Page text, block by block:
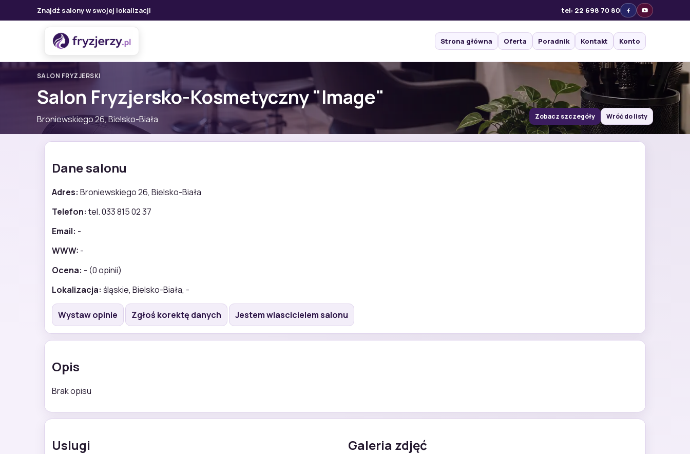
Znajdź salony w swojej lokalizacji tel: 22 698 70 80
Strona główna Oferta Poradnik Kontakt Konto
SALON FRYZJERSKI
Salon Fryzjersko-Kosmetyczny "Image"
Broniewskiego 26, Bielsko-Biała Zobacz szczegóły Wróć do listy
Dane salonu
Adres: Broniewskiego 26, Bielsko-Biała
Telefon: tel. 033 815 02 37
Email: -
WWW: -
Ocena: - (0 opinii)
Lokalizacja: śląskie, Bielsko-Biała, -
Wystaw opinie Zgłoś korektę danych Jestem wlascicielem salonu
Opis
Brak opisu
Uslugi Galeria zdjęć